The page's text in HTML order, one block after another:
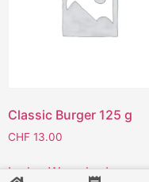
Classic Burger 125 g
CHF 13.00
In den Warenkorb